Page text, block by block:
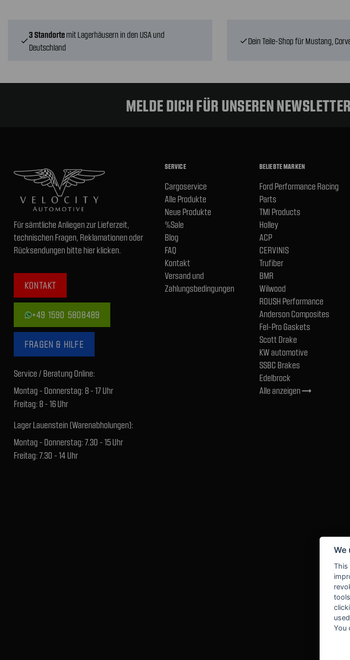
check
3 Standorte mit Lagerhäusern in den USA und
Deutschland
checkDein Teile-Shop für Mustang,
MELDE DICH FÜR UNSEREN
Für sämtliche Anliegen zur Lieferzeit,
technischen Fragen, Reklamationen oder
Rücksendungen bitte hier klicken.
KONTAKT
+49 1590 5808489
FRAGEN & HILFE
Service / Beratung Online:
Montag - Donnerstag: 8 - 17 Uhr
Freitag: 8 - 16 Uhr
Lager Lauenstein (Warenabholungen):
Montag - Donnerstag: 7.30 - 15 Uhr
Freitag: 7.30 - 14 Uhr
SERVICE
Cargoservice
Alle Produkte
Neue Produkte
%Sale
Blog
FAQ
Kontakt
Versand und
Zahlungsbedingungen
BELIEBTE MARKEN
Ford Performance Racing
Parts
TMI Products
Holley
ACP
CERVINIS
Trufiber
BMR
Wilwood
ROUSH Performance
Anderson Composites
Fel-Pro Gaskets
Scott Drake
KW automotive
SSBC Brakes
Edelbrock
Alle anzeigentrending_flat
We
This
You